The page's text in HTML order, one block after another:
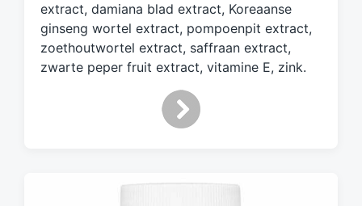
extract, damiana blad extract, Koreaanse
ginseng wortel extract, pompoenpit extract,
zoethoutwortel extract, saffraan extract,
zwarte peper fruit extract, vitamine E, zink.